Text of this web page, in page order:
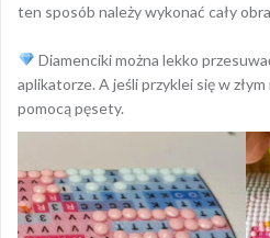
ten sposób należy wykonać cały
Diamenciki można lekko
aplikatorze. A jeśli przyklei się w
pomocą pęsety.